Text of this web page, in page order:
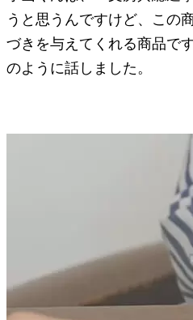
うと思うんですけど、この
づきを与えてくれる商品で
のように話しました。